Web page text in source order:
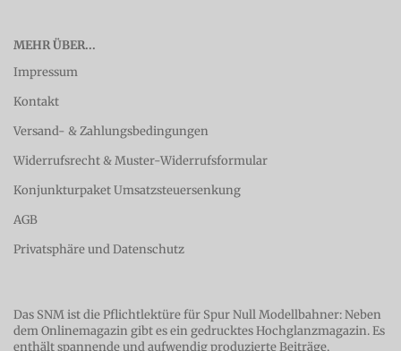
MEHR ÜBER...
Impressum
Kontakt
Versand- & Zahlungsbedingungen
Widerrufsrecht & Muster-Widerrufsformular
Konjunkturpaket Umsatzsteuersenkung
AGB
Privatsphäre und Datenschutz
Das SNM ist die Pflichtlektüre für Spur Null Modellbahner: Neben
dem Onlinemagazin gibt es ein gedrucktes Hochglanzmagazin. Es
enthält spannende und aufwendig produzierte Beiträge,